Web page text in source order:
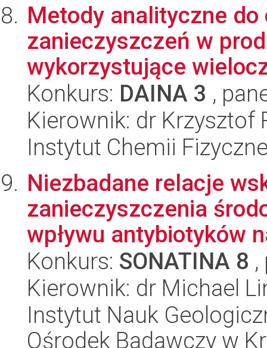
Metody analityczne
zanieczyszczeń w
wykorzystujące
Konkurs: DAINA 3 ,
Kierownik: dr Krzysztof
Instytut Chemii
Niezbadane relacje
zanieczyszczenia
wpływu antybiotyków
Konkurs: SONATINA 8
Kierownik: dr Michael
Instytut Nauk
Ośrodek Badawczy w